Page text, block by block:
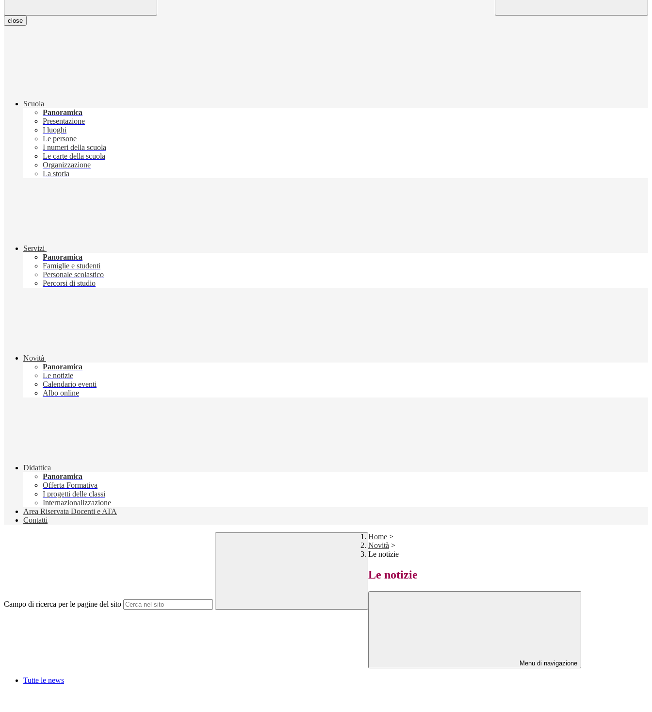
close
Scuola
Panoramica
Presentazione
I luoghi
Le persone
I numeri della scuola
Le carte della scuola
Organizzazione
La storia
Servizi
Panoramica
Famiglie e studenti
Personale scolastico
Percorsi di studio
Novità
Panoramica
Le notizie
Calendario eventi
Albo online
Didattica
Panoramica
Offerta Formativa
I progetti delle classi
Internazionalizzazione
Area Riservata Docenti e ATA
Contatti
Campo di ricerca per le pagine del sito
Home >
Novità >
Le notizie
Le notizie
Menu di navigazione
Tutte le news